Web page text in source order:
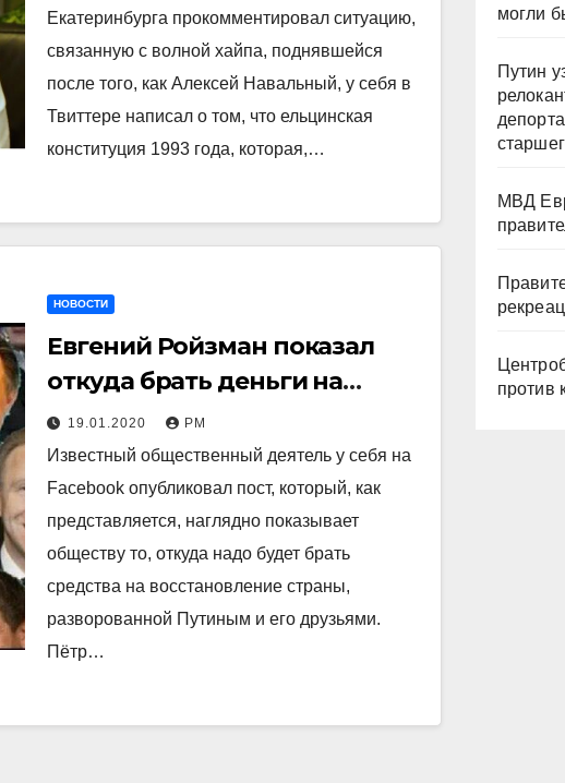
Екатеринбурга прокомментировал ситуацию,
связанную с волной хайпа, поднявшейся
после того, как Алексей Навальный, у себя в
Твиттере написал о том, что ельцинская
конституция 1993 года, которая,…
НОВОСТИ
Евгений Ройзман показал
откуда брать деньги на
постпутинскую
модернизацию
19.01.2020 РМ
Известный общественный деятель у себя на
Facebook опубликовал пост, который, как
представляется, наглядно показывает
обществу то, откуда надо будет брать
средства на восстановление страны,
разворованной Путиным и его друзьями.
Пётр…
могли
Путин
МВД
против